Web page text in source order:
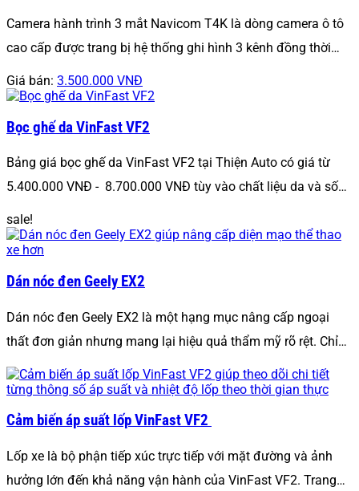
Camera hành trình 3 mắt Navicom T4K là dòng camera ô tô
cao cấp được trang bị hệ thống ghi hình 3 kênh đồng thời…
Giá bán: 3.500.000 VNĐ
Bọc ghế da VinFast VF2
Bảng giá bọc ghế da VinFast VF2 tại Thiện Auto có giá từ
5.400.000 VNĐ - 8.700.000 VNĐ tùy vào chất liệu da và số…
sale!
Dán nóc đen Geely EX2
Dán nóc đen Geely EX2 là một hạng mục nâng cấp ngoại
thất đơn giản nhưng mang lại hiệu quả thẩm mỹ rõ rệt. Chỉ…
Cảm biến áp suất lốp VinFast VF2
Lốp xe là bộ phận tiếp xúc trực tiếp với mặt đường và ảnh
hưởng lớn đến khả năng vận hành của VinFast VF2. Trang…